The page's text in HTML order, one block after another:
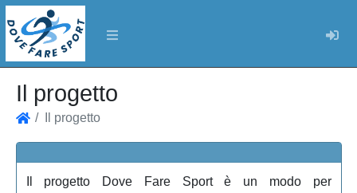
Il progetto
Il progetto
Il progetto Dove Fare Sport è un modo per